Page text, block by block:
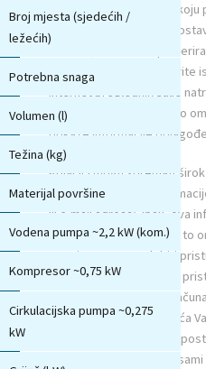
Broj mjesta (sjedećih /
ležećih)
Potrebna snaga
Volumen (l)
Težina (kg)
Materijal površine
Vodena pumpa ~2,2 kW (kom.)
Kompresor ~0,75 kW
Cirkulacijska pumpa ~0,275
kW
od strane web stranice
obično spremaju Vaše
stranicu, kao što su
Kasnije, kada opet otvorite
internet preglednik šalje
pripadaju toj stranici. Ovo
prikaže informacije
Kolačići mogu spremati
uključujući osobne
ili e-mail adresa). Ipak, ova
spremljena jedino ako Vi to
stranice ne mogu dobiti
im Vi niste dali i ne mogu
datotekama na Vašem
spremanja i slanja kolačića
možete promjeniti Vaše
preglednika da možete